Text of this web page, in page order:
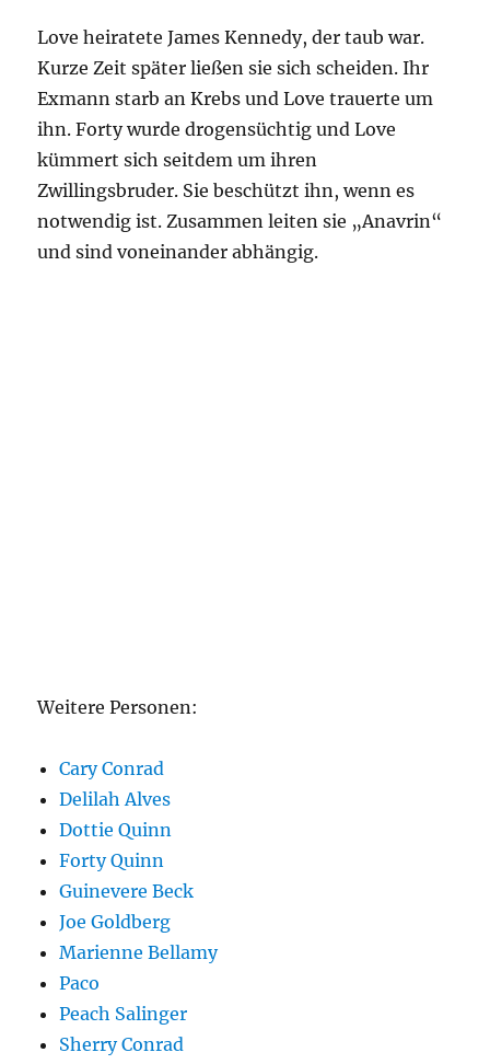
Love heiratete James Kennedy, der taub war.
Kurze Zeit später ließen sie sich scheiden. Ihr
Exmann starb an Krebs und Love trauerte um
ihn. Forty wurde drogensüchtig und Love
kümmert sich seitdem um ihren
Zwillingsbruder. Sie beschützt ihn, wenn es
notwendig ist. Zusammen leiten sie „Anavrin“
und sind voneinander abhängig.
Weitere Personen:
Cary Conrad
Delilah Alves
Dottie Quinn
Forty Quinn
Guinevere Beck
Joe Goldberg
Marienne Bellamy
Paco
Peach Salinger
Sherry Conrad